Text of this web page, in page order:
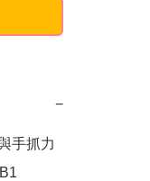
−
手抓力